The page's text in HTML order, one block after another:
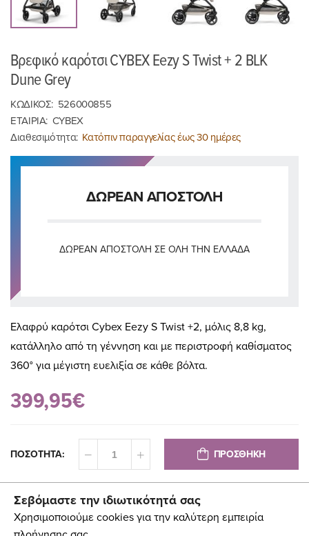
Βρεφικό καρότσι CYBEX Eezy S Twist + 2 BLK
Dune Grey
ΚΩΔΙΚΟΣ: 526000855
ΕΤΑΙΡΙΑ: CYBEX
Διαθεσιμότητα: Κατόπιν παραγγελίας έως 30 ημέρες
ΔΩΡΕΑΝ ΑΠΟΣΤΟΛΗ
ΔΩΡΕΆΝ ΑΠΟΣΤΟΛΉ ΣΕ ΌΛΗ ΤΗΝ ΕΛΛΆΔΑ
Ελαφρύ καρότσι Cybex Eezy S Twist +2, μόλις 8,8 kg,
κατάλληλο από τη γέννηση και με περιστροφή καθίσματος
360° για μέγιστη ευελιξία σε κάθε βόλτα.
399,95€
ΠΟΣΟΤΗΤΑ: ΠΡΟΣΘΗΚΗ
Σεβόμαστε την ιδιωτικότητά σας
Χρησιμοποιούμε cookies για την καλύτερη εμπειρία